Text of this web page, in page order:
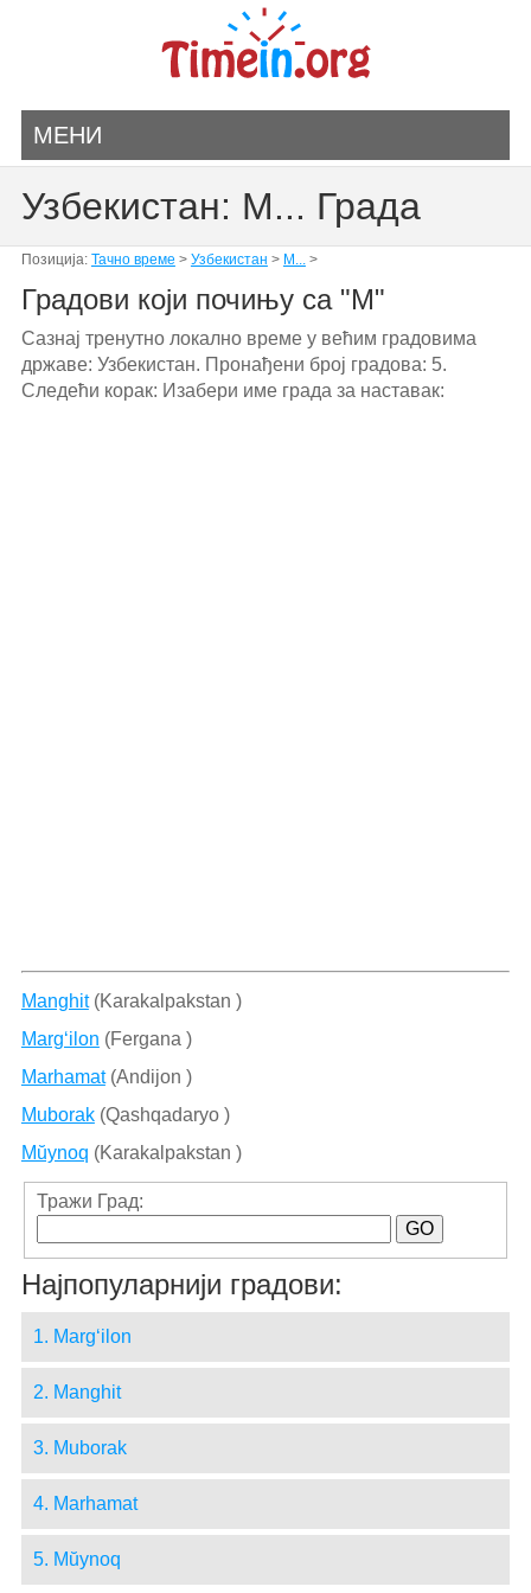
МЕНИ
Узбекистан: M... Града
Позиција: Тачно време > Узбекистан > M...>
Градови који почињу са "M"
Сазнај тренутно локално време у већим градовима
државе: Узбекистан. Пронађени број градова: 5.
Следећи корак: Изабери име града за наставак:
Manghit(Karakalpakstan )
Marg‘ilon (Fergana )
Marhamat(Andijon )
Muborak(Qashqadaryo )
Mŭynoq (Karakalpakstan )
Тражи Град:
Најпопуларнији градови:
1. Marg‘ilon
2. Manghit
3. Muborak
4. Marhamat
5. Mŭynoq